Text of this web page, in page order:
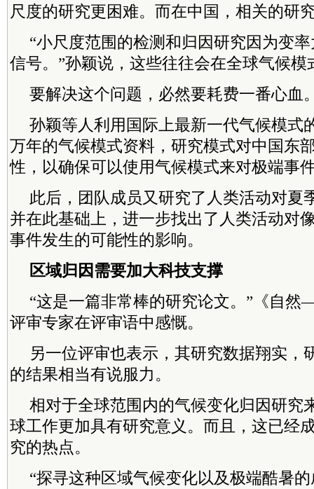
尺度的研究更困难。而在中国，相关的研
“小尺度范围的检测和归因研究因为变
信号。”孙颖说，这些往往会在全球气候模
要解决这个问题，必然要耗费一番心血
孙颖等人利用国际上最新一代气候模式
万年的气候模式资料，研究模式对中国东
性，以确保可以使用气候模式来对极端事
此后，团队成员又研究了人类活动对夏
并在此基础上，进一步找出了人类活动对
事件发生的可能性的影响。
区域归因需要加大科技支撑
“这是一篇非常棒的研究论文。”《自
评审专家在评审语中感慨。
另一位评审也表示，其研究数据翔实，
的结果相当有说服力。
相对于全球范围内的气候变化归因研究
球工作更加具有研究意义。而且，这已经
究的热点。
“探寻这种区域气候变化以及极端酷暑